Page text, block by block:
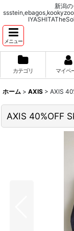
新潟
メニュー
カテゴリ マイペ
ホーム > AXIS > AXIS
AXIS 40%OFF